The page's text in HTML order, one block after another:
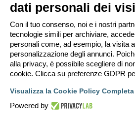
dati personali dei
Con il tuo consenso, noi e i nostri
tecnologie simili per archiviare,
personali come, ad esempio, la visita
personalizzazione degli annunci.
alla privacy, è possibile scegliere di
cookie. Clicca su preferenze GDPR
Visualizza la Cookie Policy Completa
Powered by